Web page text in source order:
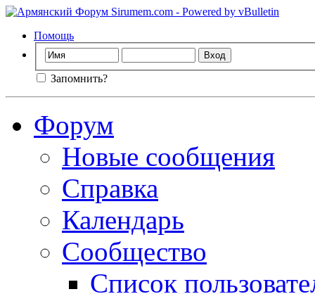
Помощь
Запомнить?
Форум
Новые сообщения
Справка
Календарь
Сообщество
Список